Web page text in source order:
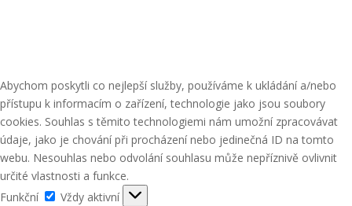
Abychom poskytli co nejlepší služby, používáme k ukládání a/nebo
přístupu k informacím o zařízení, technologie jako jsou soubory
cookies. Souhlas s těmito technologiemi nám umožní zpracovávat
údaje, jako je chování při procházení nebo jedinečná ID na tomto
webu. Nesouhlas nebo odvolání souhlasu může nepříznivě ovlivnit
určité vlastnosti a funkce.
Funkční
Funkční
Vždy aktivní